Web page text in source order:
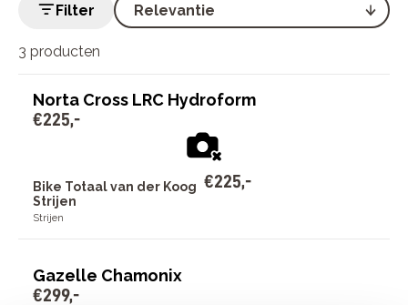
3 producten
Filter
Norta Cross LRC Hydroform
€225,-
Bike Totaal van der Koog
Strijen
Strijen
€225,-
Gazelle Chamonix
€299,-